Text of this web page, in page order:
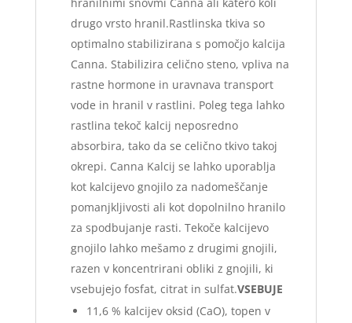
hranilnimi snovmi Canna ali katero koli
drugo vrsto hranil.Rastlinska tkiva so
optimalno stabilizirana s pomočjo kalcija
Canna. Stabilizira celično steno, vpliva na
rastne hormone in uravnava transport
vode in hranil v rastlini. Poleg tega lahko
rastlina tekoč kalcij neposredno
absorbira, tako da se celično tkivo takoj
okrepi. Canna Kalcij se lahko uporablja
kot kalcijevo gnojilo za nadomeščanje
pomanjkljivosti ali kot dopolnilno hranilo
za spodbujanje rasti. Tekoče kalcijevo
gnojilo lahko mešamo z drugimi gnojili,
razen v koncentrirani obliki z gnojili, ki
vsebujejo fosfat, citrat in sulfat.VSEBUJE
11,6 % kalcijev oksid (CaO), topen v